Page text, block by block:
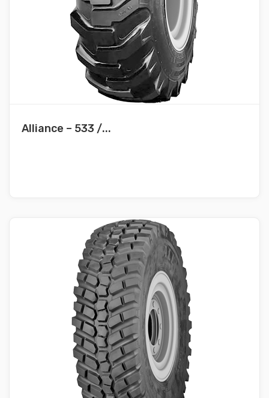
Alliance – 533 /...